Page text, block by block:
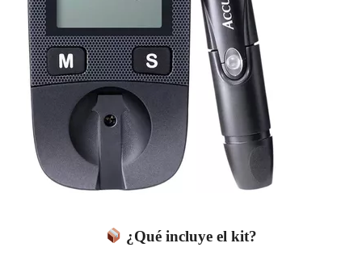
¿Qué incluye el kit?